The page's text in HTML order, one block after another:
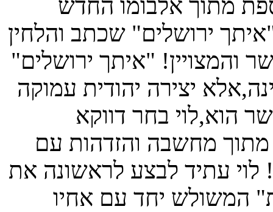
מתוך אלבומו החדש
ירושלים" שכתב והלחין
והמצויין! "איתך ירושלים"
יצירה יהודית עמוקה
הוא,לוי בחר דווקא
מתוך מחשבה והזדהות עם
לוי עתיד לבצע לראשונה את
המשולש יחד עם אחיו